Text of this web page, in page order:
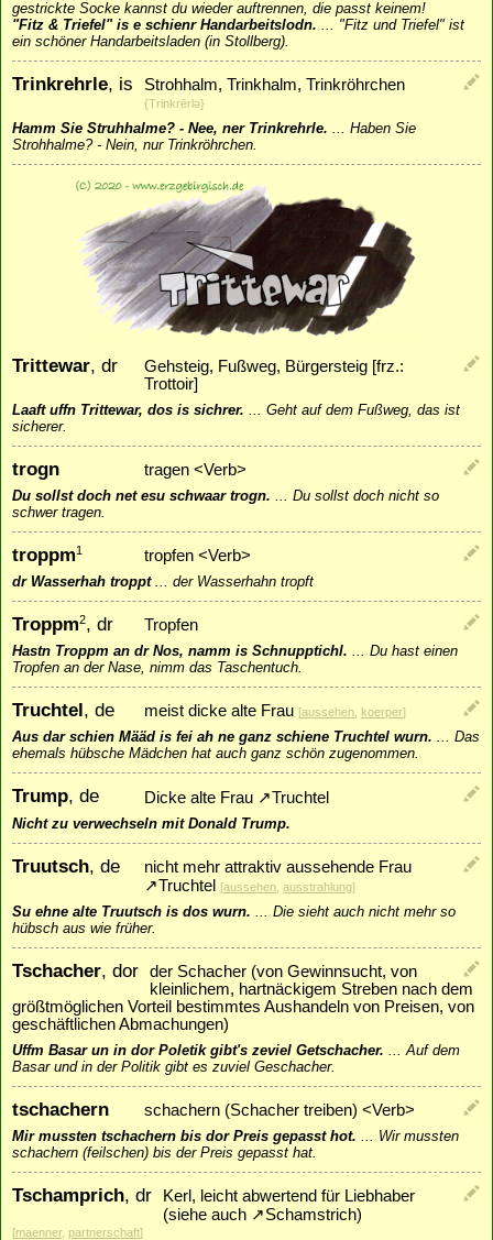
gestrickte Socke kannst du wieder auftrennen, die passt keinem!
"Fitz & Triefel" is e schienr Handarbeitslodn. ... "Fitz und Triefel" ist
ein schöner Handarbeitsladen (in Stollberg).
Trinkrehrle, is Strohhalm, Trinkhalm, Trinkröhrchen
{Trinkrērlǝ}
Hamm Sie Struhhalme? - Nee, ner Trinkrehrle. ... Haben Sie
Strohhalme? - Nein, nur Trinkröhrchen.
Trittewar, dr
Gehsteig, Fußweg, Bürgersteig [frz.:
Trottoir]
Laaft uffn Trittewar, dos is sichrer. ... Geht auf dem Fußweg, das ist
sicherer.
trogn tragen <Verb>
Du sollst doch net esu schwaar trogn. ... Du sollst doch nicht so
schwer tragen.
troppm1 tropfen <Verb>
dr Wasserhah troppt... der Wasserhahn tropft
Troppm2, dr Tropfen
Hastn Troppm an dr Nos, namm is Schnupptichl. ... Du hast einen
Tropfen an der Nase, nimm das Taschentuch.
Truchtel, de meist dicke alte Frau [aussehen koerper]
Aus dar schien Määd is fei ah ne ganz schiene Truchtel wurn. ... Das
ehemals hübsche Mädchen hat auch ganz schön zugenommen.
Trump, de Dicke alte Frau ↗Truchtel
Nicht zu verwechseln mit Donald Trump.
Truutsch, de
nicht mehr attraktiv aussehende Frau
↗Truchtel [aussehen ausstrahlung]
Su ehne alte Truutsch is dos wurn. ... Die sieht auch nicht mehr so
hübsch aus wie früher.
Tschacher, dor
der Schacher (von Gewinnsucht, von
kleinlichem, hartnäckigem Streben nach dem
größtmöglichen Vorteil bestimmtes Aushandeln von Preisen, von
geschäftlichen Abmachungen)
Uffm Basar un in dor Poletik gibt's zeviel Getschacher. ...Auf dem
Basar und in der Politik gibt es zuviel Geschacher.
tschachern schachern (Schacher treiben) <Verb>
Mir mussten tschachern bis dor Preis gepasst hot. ... Wir mussten
schachern (feilschen) bis der Preis gepasst hat.
Tschamprich, dr
Kerl, leicht abwertend für Liebhaber
(siehe auch ↗Schamstrich)
[maenner, partnerschaft]